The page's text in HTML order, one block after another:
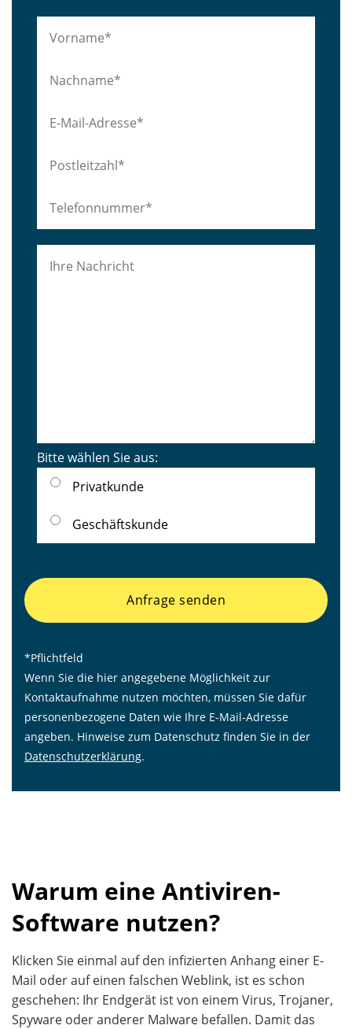
Bitte wählen Sie aus:
Privatkunde
Geschäftskunde
Anfrage senden
*Pflichtfeld
Wenn Sie die hier angegebene Möglichkeit zur
Kontaktaufnahme nutzen möchten, müssen Sie dafür
personenbezogene Daten wie Ihre E-Mail-Adresse
angeben. Hinweise zum Datenschutz finden Sie in der
Datenschutzerklärung.
Warum eine Antiviren-
Software nutzen?
Klicken Sie einmal auf den infizierten Anhang einer E-
Mail oder auf einen falschen Weblink, ist es schon
geschehen: Ihr Endgerät ist von einem Virus, Trojaner,
Spyware oder anderer Malware befallen. Damit das